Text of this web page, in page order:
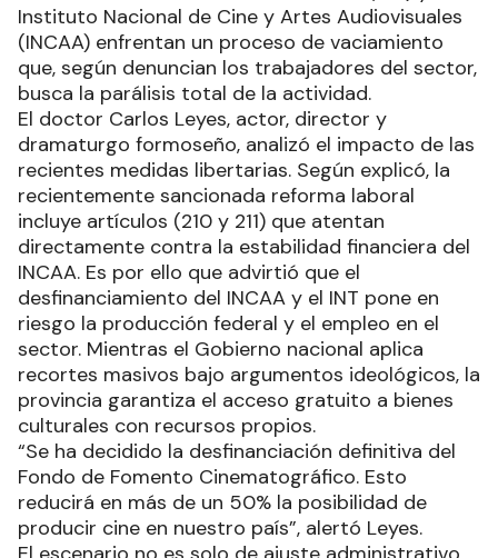
Instituto Nacional de Cine y Artes Audiovisuales
(INCAA) enfrentan un proceso de vaciamiento
que, según denuncian los trabajadores del sector,
busca la parálisis total de la actividad.
El doctor Carlos Leyes, actor, director y
dramaturgo formoseño, analizó el impacto de las
recientes medidas libertarias. Según explicó, la
recientemente sancionada reforma laboral
incluye artículos (210 y 211) que atentan
directamente contra la estabilidad financiera del
INCAA. Es por ello que advirtió que el
desfinanciamiento del INCAA y el INT pone en
riesgo la producción federal y el empleo en el
sector. Mientras el Gobierno nacional aplica
recortes masivos bajo argumentos ideológicos, la
provincia garantiza el acceso gratuito a bienes
culturales con recursos propios.
“Se ha decidido la desfinanciación definitiva del
Fondo de Fomento Cinematográfico. Esto
reducirá en más de un 50% la posibilidad de
producir cine en nuestro país”, alertó Leyes.